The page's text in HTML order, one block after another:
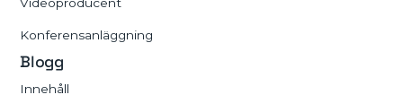
Konferensanläggning
Blogg
Innehåll